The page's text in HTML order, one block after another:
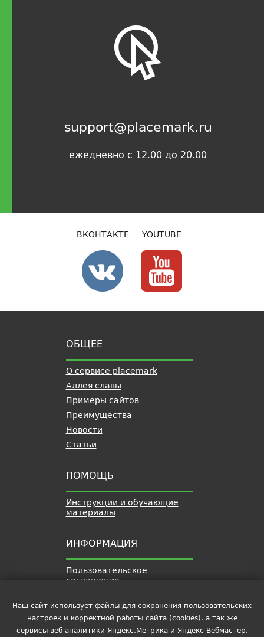
support@placemark.ru
ежедневно с 12.00 до 20.00
ВКОНТАКТЕ YOUTUBE
ОБЩЕЕ
О сервисе placemark
Аллея славы
Примеры сайтов
Преимущества
Новости
Статьи
ПОМОЩЬ
Инструкции и обучающие
материалы
ИНФОРМАЦИЯ
Пользовательское
соглашение
персональных данных
Контакты
Наш сайт использует файлы для сохранения пользовательских
настроек и корректной работы сайта (cookies), а так же
сервисы веб-аналитики Яндекс.Метрика и Яндекс-Вебмастер.